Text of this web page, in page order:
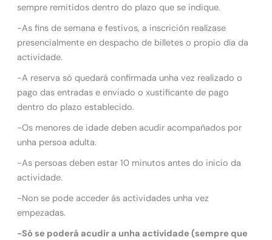
sempre remitidos dentro do plazo que se indique.
-As fins de semana e festivos, a inscrición realízase
presencialmente en despacho de billetes o propio día da
actividade.
-A reserva só quedará confirmada unha vez realizado o
pago das entradas e enviado o xustificante de pago
dentro do plazo establecido.
-Os menores de idade deben acudir acompañados por
unha persoa adulta.
-As persoas deben estar 10 minutos antes do inicio da
actividade.
-Non se pode acceder ás actividades unha vez
empezadas.
-Só se poderá acudir a unha actividade (sempre que